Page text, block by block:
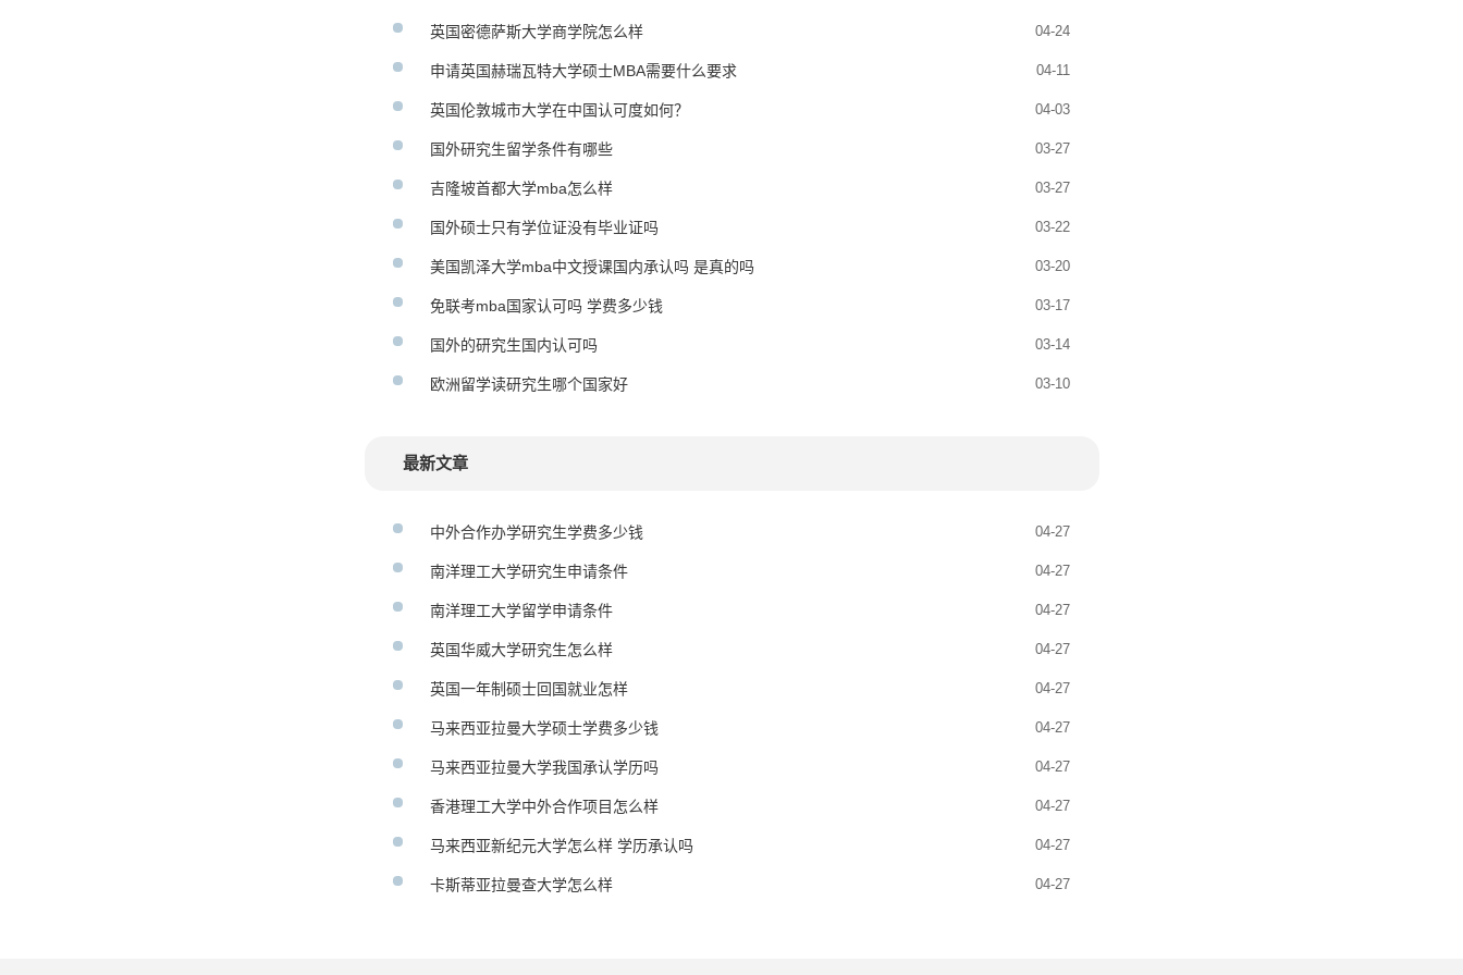
英国密德萨斯大学商学院怎么样 04-24
申请英国赫瑞瓦特大学硕士MBA需要什么要求 04-11
英国伦敦城市大学在中国认可度如何？ 04-03
国外研究生留学条件有哪些 03-27
吉隆坡首都大学mba怎么样 03-27
国外硕士只有学位证没有毕业证吗 03-22
美国凯泽大学mba中文授课国内承认吗 是真的吗 03-20
免联考mba国家认可吗 学费多少钱 03-17
国外的研究生国内认可吗 03-14
欧洲留学读研究生哪个国家好 03-10
最新文章
中外合作办学研究生学费多少钱 04-27
南洋理工大学研究生申请条件 04-27
南洋理工大学留学申请条件 04-27
英国华威大学研究生怎么样 04-27
英国一年制硕士回国就业怎样 04-27
马来西亚拉曼大学硕士学费多少钱 04-27
马来西亚拉曼大学我国承认学历吗 04-27
香港理工大学中外合作项目怎么样 04-27
马来西亚新纪元大学怎么样 学历承认吗 04-27
卡斯蒂亚拉曼查大学怎么样 04-27